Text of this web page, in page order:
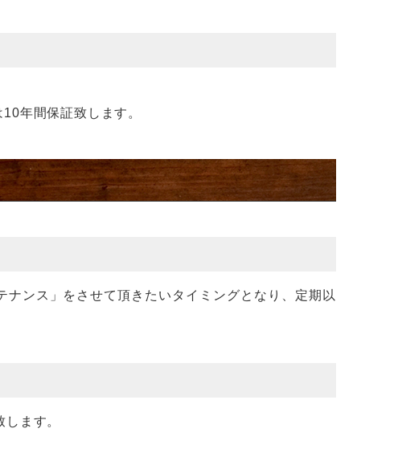
年間保証致します。
ンス」をさせて頂きたいタイミングとなり、定期以
ます。